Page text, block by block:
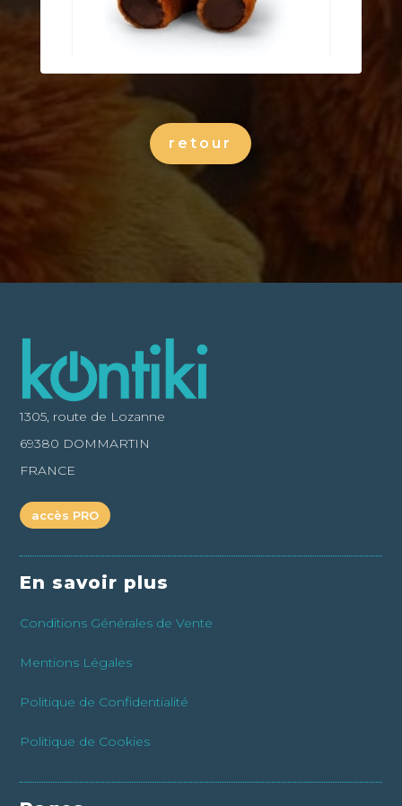
retour
1305, route de Lozanne
69380 DOMMARTIN
FRANCE
accès PRO
En savoir plus
Conditions Générales de Vente
Mentions Légales
Politique de Confidentialité
Politique de Cookies